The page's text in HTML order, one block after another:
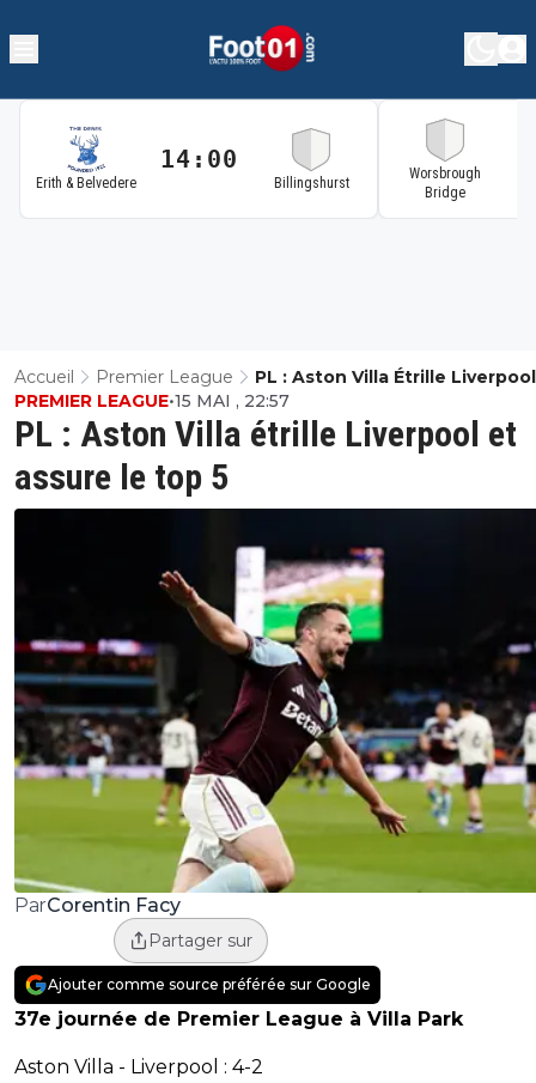
Erith & Belvedere
14:00
Billingshurst
Worsbrough
Bridge
Accueil Premier League
PL : Aston Villa Étrille
Assure Le Top 5
PL : Aston Villa étrille Liverpool et
assure le top 5
PREMIER LEAGUE•15 MAI , 22:57
ParCorentin Facy
Partager sur
Ajouter comme source préférée sur Google
37e journée de Premier League à Villa Park
Aston Villa - Liverpool : 4-2